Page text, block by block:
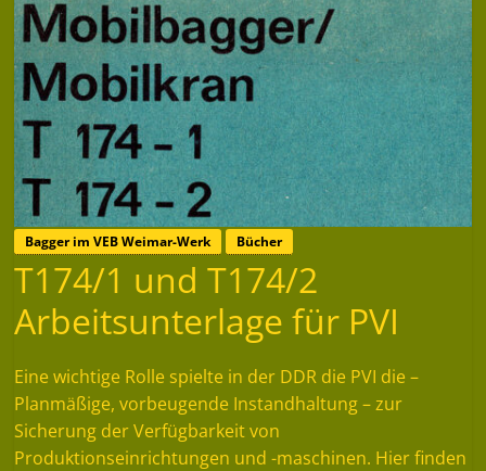
Bagger im VEB Weimar-Werk Bücher
T174/1 und T174/2
Arbeitsunterlage für PVI
Eine wichtige Rolle spielte in der DDR die PVI die –
Planmäßige, vorbeugende Instandhaltung – zur
Sicherung der Verfügbarkeit von
Produktionseinrichtungen und -maschinen. Hier finden